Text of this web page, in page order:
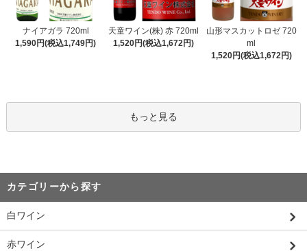
ナイアガラ 720ml
1,590円(税込1,749円)
天童ワイン(株) 赤 720ml
1,520円(税込1,672円)
山形マスカットロゼ 720
ml
1,520円(税込1,672円)
もっと見る
カテゴリーから探す
白ワイン
赤ワイン